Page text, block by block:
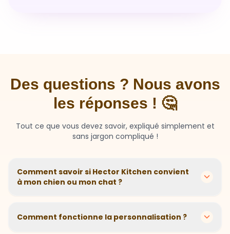
Des questions ? Nous avons
les réponses ! 🤔
Tout ce que vous devez savoir, expliqué simplement et
sans jargon compliqué !
Comment savoir si Hector Kitchen convient
à mon chien ou mon chat ?
recettes personnalisées selon l'âge, la race, le poids et
les sensibilités de votre compagnon. Si votre animal a
Comment fonctionne la personnalisation ?